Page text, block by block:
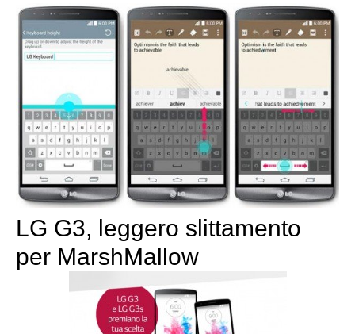
LG G3, leggero slittamento
per MarshMallow